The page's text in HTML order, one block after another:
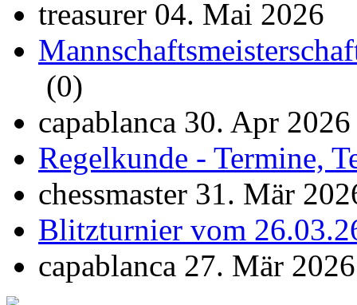
treasurer 04. Mai 2026
(0)
capablanca 30. Apr 2026
Regelkunde - Termine,
chessmaster 31. Mär
Blitzturnier vom
capablanca 27. Mär 2026